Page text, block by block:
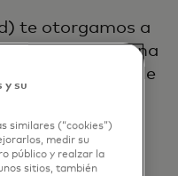
te otorgamos a
autorizado) una
y revocable
imprimas o
como se
este sitio de
propósito de
y su
similares (“cookies”)
medir su
público y realzar la
sitios, también